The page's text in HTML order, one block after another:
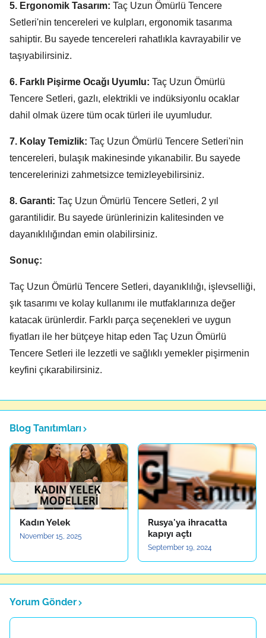
5. Ergonomik Tasarım: Taç Uzun Ömürlü Tencere
Setleri'nin tencereleri ve kulpları, ergonomik tasarıma
sahiptir. Bu sayede tencereleri rahatlıkla kavrayabilir ve
taşıyabilirsiniz.
6. Farklı Pişirme Ocağı Uyumlu: Taç Uzun Ömürlü
Tencere Setleri, gazlı, elektrikli ve indüksiyonlu ocaklar
dahil olmak üzere tüm ocak türleri ile uyumludur.
7. Kolay Temizlik: Taç Uzun Ömürlü Tencere Setleri'nin
tencereleri, bulaşık makinesinde yıkanabilir. Bu sayede
tencerelerinizi zahmetsizce temizleyebilirsiniz.
8. Garanti: Taç Uzun Ömürlü Tencere Setleri, 2 yıl
garantilidir. Bu sayede ürünlerinizin kalitesinden ve
dayanıklılığından emin olabilirsiniz.
Sonuç:
Taç Uzun Ömürlü Tencere Setleri, dayanıklılığı, işlevselliği,
şık tasarımı ve kolay kullanımı ile mutfaklarınıza değer
katacak ürünlerdir. Farklı parça seçenekleri ve uygun
fiyatları ile her bütçeye hitap eden Taç Uzun Ömürlü
Tencere Setleri ile lezzetli ve sağlıklı yemekler pişirmenin
keyfini çıkarabilirsiniz.
Blog Tanıtımları
Kadın Yelek
November 15, 2025
Rusya'ya ihracatta
kapıyı açtı
September 19, 2024
Yorum Gönder